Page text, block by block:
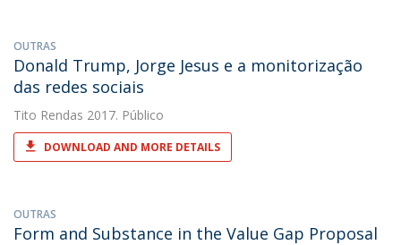
OUTRAS
Donald Trump, Jorge Jesus e a monitorização
das redes sociais
Tito Rendas 2017. Público
DOWNLOAD AND MORE DETAILS
OUTRAS
Form and Substance in the Value Gap Proposal